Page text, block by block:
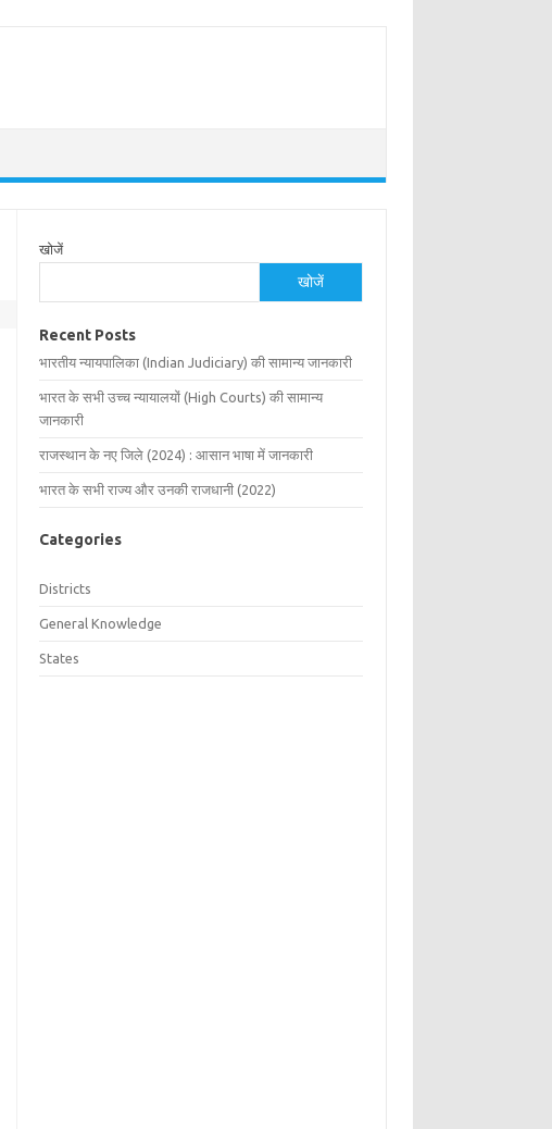
खोजें
खोजें
Recent Posts
भारतीय न्यायपालिका (Indian Judiciary) की सामान्य जानकारी
भारत के सभी उच्च न्यायालयों (High Courts) की सामान्य
जानकारी
राजस्थान के नए जिले (2024) : आसान भाषा में जानकारी
भारत के सभी राज्य और उनकी राजधानी (2022)
Categories
Districts
General Knowledge
States